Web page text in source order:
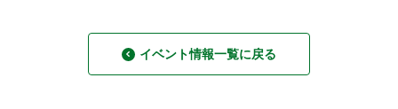
イベント情報一覧に戻る